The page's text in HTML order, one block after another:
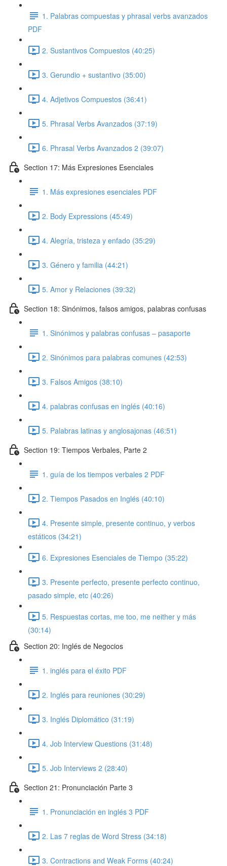
1. Palabras compuestas y phrasal verbs avanzados
PDF
2. Sustantivos Compuestos (40:25)
3. Gerundio + sustantivo (35:00)
4. Adjetivos Compuestos (36:41)
5. Phrasal Verbs Avanzados (37:19)
6. Phrasal Verbs Avanzados 2 (39:07)
Section 17: Más Expresiones Esenciales
1. Más expresiones esenciales PDF
2. Body Expressions (45:49)
4. Alegría, tristeza y enfado (35:29)
3. Género y familia (44:21)
5. Amor y Relaciones (39:32)
Section 18: Sinónimos, falsos amigos, palabras confusas
1. Sinónimos y palabras confusas – pasaporte
2. Sinónimos para palabras comunes (42:53)
3. Falsos Amigos (38:10)
4. palabras confusas en inglés (40:16)
5. Palabras latinas y anglosajonas (46:51)
Section 19: Tiempos Verbales, Parte 2
1. guía de los tiempos verbales 2 PDF
2. Tiempos Pasados en Inglés (40:10)
4. Presente simple, presente continuo, y verbos
estáticos (34:21)
6. Expresiones Esenciales de Tiempo (35:22)
3. Presente perfecto, presente perfecto continuo,
pasado simple, etc (40:26)
5. Respuestas cortas, me too, me neither y más
(30:14)
Section 20: Inglés de Negocios
1. inglés para el éxito PDF
2. Inglés para reuniones (30:29)
3. Inglés Diplomático (31:19)
4. Job Interview Questions (31:48)
5. Job Interviews 2 (28:40)
Section 21: Pronunciación Parte 3
1. Pronunciación en inglés 3 PDF
2. Las 7 reglas de Word Stress (34:18)
3. Contractions and Weak Forms (40:24)